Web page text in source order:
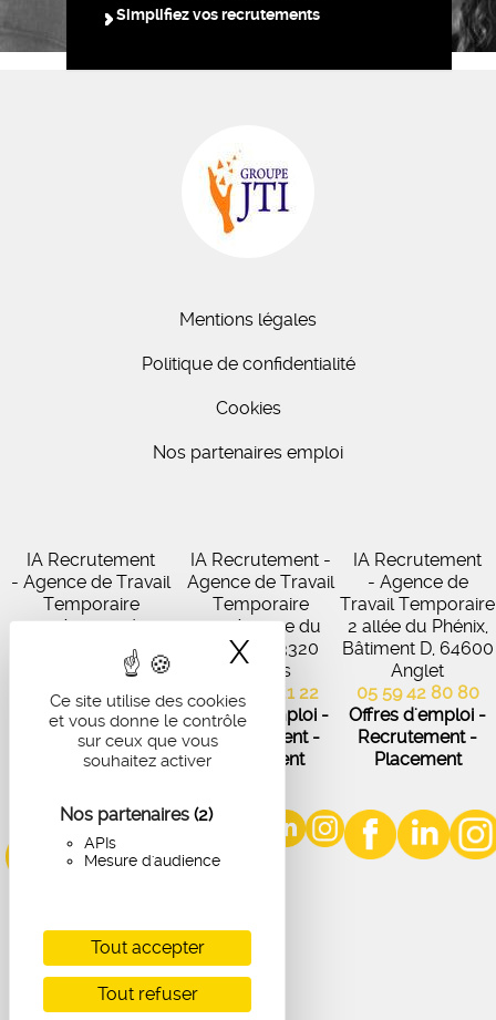
Ce site utilise des cookies
et vous donne le contrôle
sur ceux que vous
souhaitez activer
Nos partenaires (2)
APIs
Mesure d'audience
Tout accepter
Tout refuser
X Masquer le
Simplifiez vos recrutements
Mentions légales
Politique de confidentialité
Cookies
Nos partenaires emploi
IA Recrutement
- Agence de Travail
Temporaire
27 Avenue de
Virecourt, 33370
Artigues-près-
Bordeaux
05 56 67 48 57
Offres d'emploi -
Recrutement -
IA Recrutement -
Agence de Travail
Temporaire
102 Avenue du
Médoc, 33320
Eysines
05 56 45 21 22
Offres d'emploi -
Recrutement -
Placement
IA Recrutement
- Agence de
Travail Temporaire
2 allée du Phénix,
Bâtiment D, 64600
Anglet
05 59 42 80 80
Offres d'emploi -
Recrutement -
Placement